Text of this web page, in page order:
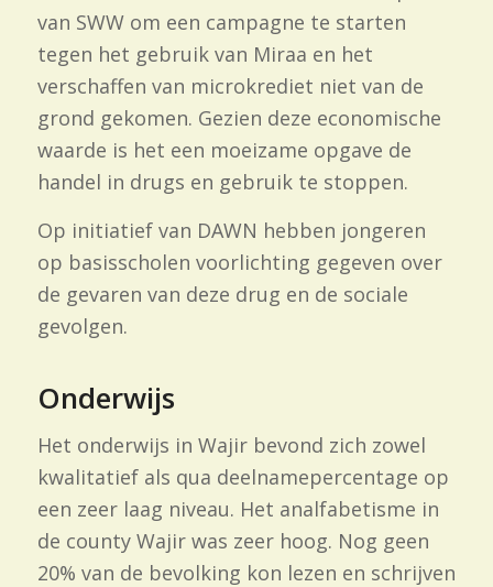
van SWW om een campagne te starten
tegen het gebruik van Miraa en het
verschaffen van microkrediet niet van de
grond gekomen. Gezien deze economische
waarde is het een moeizame opgave de
handel in drugs en gebruik te stoppen.
Op initiatief van DAWN hebben jongeren
op basisscholen voorlichting gegeven over
de gevaren van deze drug en de sociale
gevolgen.
Onderwijs
Het onderwijs in Wajir bevond zich zowel
kwalitatief als qua deelnamepercentage op
een zeer laag niveau. Het analfabetisme in
de county Wajir was zeer hoog. Nog geen
20% van de bevolking kon lezen en schrijven